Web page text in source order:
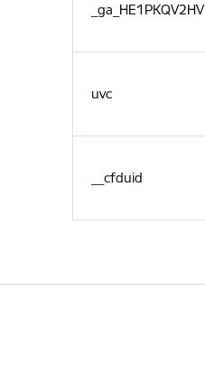
_ga_HE1PKQV2HV
uvc
__cfduid